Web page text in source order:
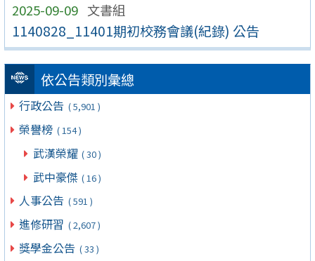
2025-09-09 文書組
1140828_11401期初校務會議(紀錄) 公告
依公告類別彙總
行政公告 ( 5,901 )
榮譽榜 ( 154 )
武漢榮耀 ( 30 )
武中豪傑 ( 16 )
人事公告 ( 591 )
進修研習 ( 2,607 )
獎學金公告 ( 33 )